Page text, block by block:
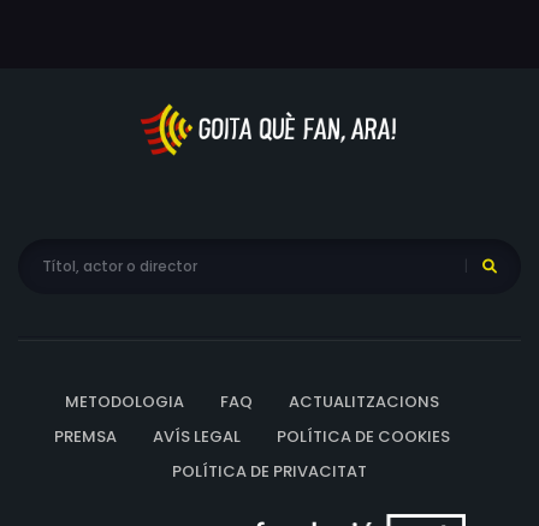
METODOLOGIA FAQ
ACTUALITZACIONS
PREMSA
AVÍS LEGAL
POLÍTICA DE COOKIES
POLÍTICA DE PRIVACITAT